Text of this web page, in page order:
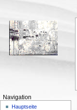
Navigation
Hauptseite